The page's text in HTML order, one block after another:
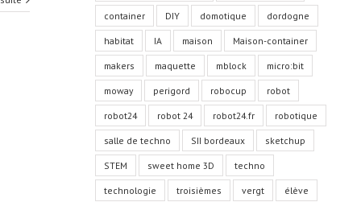
container DIY domotique dordogne
habitat IA maison Maison-container
makers maquette mblock micro:bit
moway perigord robocup robot
robot24 robot 24 robot24.fr robotique
salle de techno SII bordeaux sketchup
STEM sweet home 3D techno
technologie troisièmes vergt élève